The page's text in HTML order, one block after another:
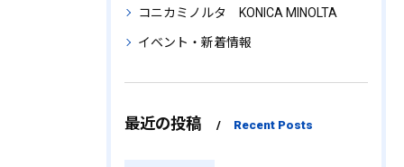
コニカミノルタ KONICA MINOLTA
イベント・新着情報
最近の投稿 Recent Posts